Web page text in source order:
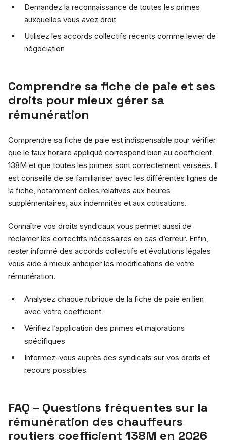
Demandez la reconnaissance de toutes les primes
auxquelles vous avez droit
Utilisez les accords collectifs récents comme levier de
négociation
Comprendre sa fiche de paie et ses
droits pour mieux gérer sa
rémunération
Comprendre sa fiche de paie est indispensable pour vérifier
que le taux horaire appliqué correspond bien au coefficient
138M et que toutes les primes sont correctement versées. Il
est conseillé de se familiariser avec les différentes lignes de
la fiche, notamment celles relatives aux heures
supplémentaires, aux indemnités et aux cotisations.
Connaître vos droits syndicaux vous permet aussi de
réclamer les correctifs nécessaires en cas d’erreur. Enfin,
rester informé des accords collectifs et évolutions légales
vous aide à mieux anticiper les modifications de votre
rémunération.
Analysez chaque rubrique de la fiche de paie en lien
avec votre coefficient
Vérifiez l’application des primes et majorations
spécifiques
Informez-vous auprès des syndicats sur vos droits et
recours possibles
FAQ – Questions fréquentes sur la
rémunération des chauffeurs
routiers coefficient 138M en 2026